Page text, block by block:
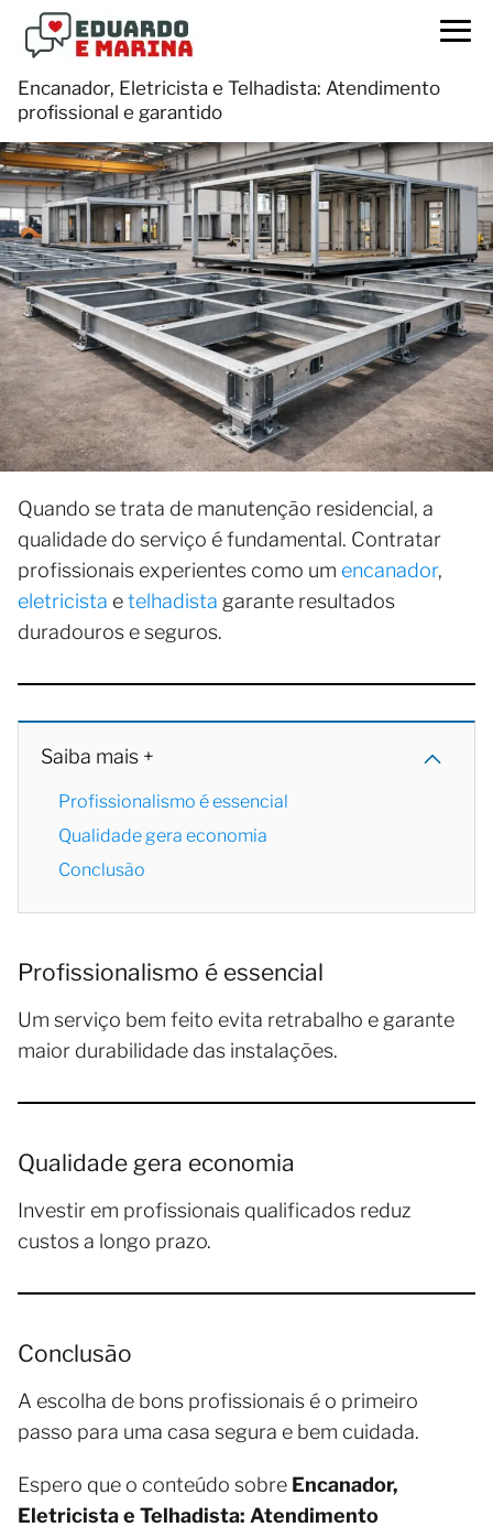
Encanador, Eletricista e Telhadista: Atendimento
profissional e garantido
Quando se trata de manutenção residencial, a
qualidade do serviço é fundamental. Contratar
profissionais experientes como um encanador,
eletricista etelhadista garante resultados
duradouros e seguros.
Saiba mais +
Profissionalismo é essencial
Qualidade gera economia
Conclusão
Profissionalismo é essencial
Um serviço bem feito evita retrabalho e garante
maior durabilidade das instalações.
Qualidade gera economia
Investir em profissionais qualificados reduz
custos a longo prazo.
Conclusão
A escolha de bons profissionais é o primeiro
passo para uma casa segura e bem cuidada.
Espero que o conteúdo sobre Encanador,
Eletricista e Telhadista: Atendimento